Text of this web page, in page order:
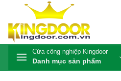
nội
dung
Cửa công nghiệp Kingdoor
Danh mục sản phẩm